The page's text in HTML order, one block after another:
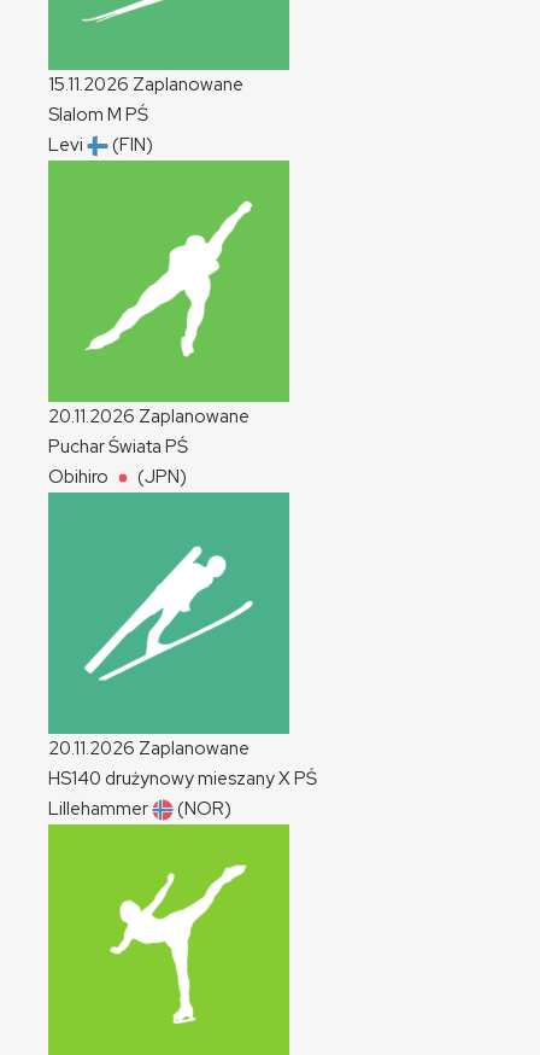
15.11.2026 Zaplanowane
Slalom M PŚ
Levi
(FIN)
20.11.2026 Zaplanowane
Puchar Świata PŚ
Obihiro
(JPN)
20.11.2026 Zaplanowane
HS140 drużynowy mieszanyXPŚ
Lillehammer
(NOR)